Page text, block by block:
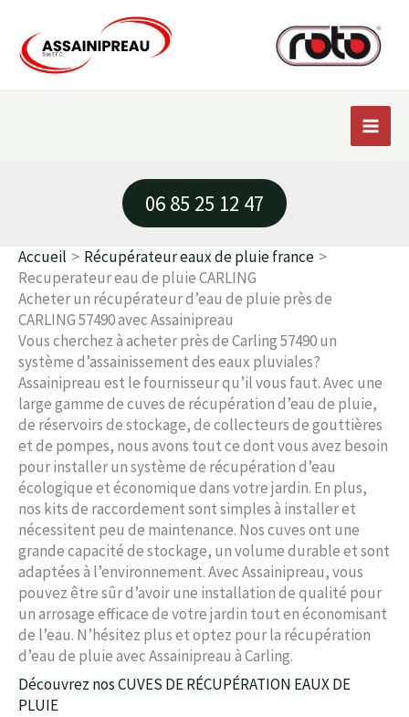
contenu
06 85 25 12 47
Accueil
Récupérateur eaux de pluie france
Recuperateur eau de pluie CARLING
Acheter un récupérateur d’eau de pluie près de
CARLING 57490 avec Assainipreau
Vous cherchez à acheter près de Carling 57490 un
système d’assainissement des eaux pluviales?
Assainipreau est le fournisseur qu’il vous faut. Avec une
large gamme de cuves de récupération d’eau de pluie,
de réservoirs de stockage, de collecteurs de gouttières
et de pompes, nous avons tout ce dont vous avez besoin
pour installer un système de récupération d’eau
écologique et économique dans votre jardin. En plus,
nos kits de raccordement sont simples à installer et
nécessitent peu de maintenance. Nos cuves ont une
grande capacité de stockage, un volume durable et sont
adaptées à l’environnement. Avec Assainipreau, vous
pouvez être sûr d’avoir une installation de qualité pour
un arrosage efficace de votre jardin tout en économisant
de l’eau. N’hésitez plus et optez pour la récupération
d’eau de pluie avec Assainipreau à Carling.
Découvrez nos CUVES DE RÉCUPÉRATION EAUX DE
PLUIE